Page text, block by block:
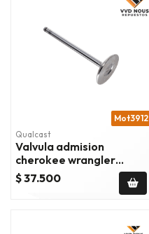
Mot3912
Qualcast
Valvula admision
cherokee wrangler
dakota medida 0.15
$ 37.500